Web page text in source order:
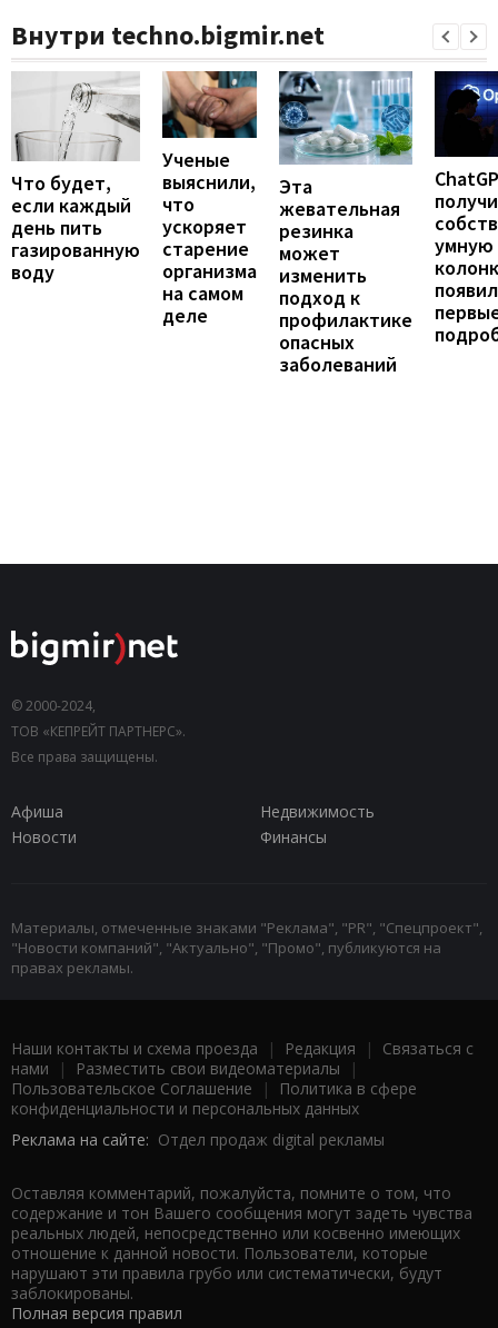
Внутри techno.bigmir.net
Что будет,
если каждый
день пить
газированную
воду
Ученые
выяснили,
что
ускоряет
старение
организма
на самом
деле
Эта
жевательная
резинка
может
изменить
подход к
профилактике
опасных
заболеваний
умную
© 2000-2024,
ТОВ «КЕПРЕЙТ ПАРТНЕРС».
Все права защищены.
Афиша
Недвижимость
Новости
Финансы
Материалы, отмеченные знаками "Реклама", "PR", "Спецпроект",
"Новости компаний", "Актуально", "Промо", публикуются на
правах рекламы.
Наши контакты и схема проезда | Редакция | Связаться с
нами | Разместить свои видеоматериалы |
Пользовательское Соглашение |
Политика в сфере
конфиденциальности и персональных данных
Реклама на сайте: Отдел продаж digital рекламы
Оставляя комментарий, пожалуйста, помните о том, что
содержание и тон Вашего сообщения могут задеть чувства
реальных людей, непосредственно или косвенно имеющих
отношение к данной новости. Пользователи, которые
нарушают эти правила грубо или систематически, будут
заблокированы.
Полная версия правил